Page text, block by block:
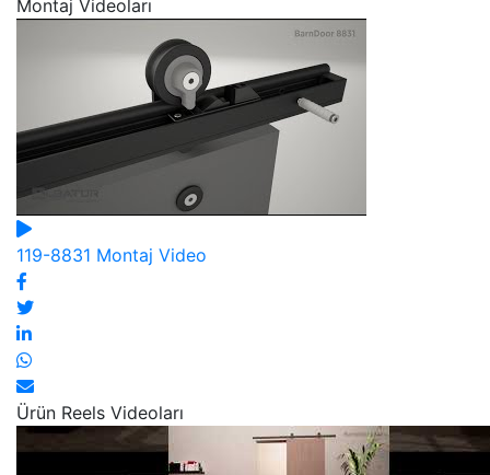
Montaj Videoları
119-8831 Montaj Video
Ürün Reels Videoları